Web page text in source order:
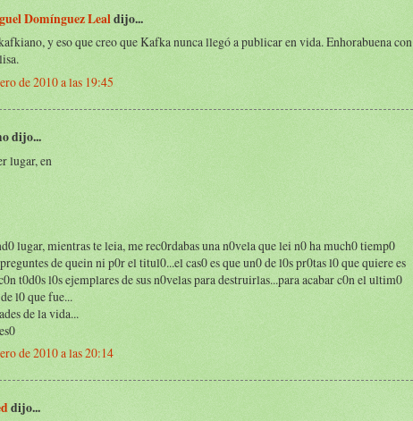
Domínguez Lealdijo...
y eso que creo que Kafka nunca llegó a publicar en vida. Enhorabuena con
de 2010 a las 19:45
dijo...
lugar, en
lugar, mientras te leia, me rec0rdabas una n0vela que lei n0 ha much0 tiemp0
de quein ni p0r el titul0...el cas0 es que un0 de l0s pr0tas l0 que quiere es
t0d0s l0s ejemplares de sus n0velas para destruirlas...para acabar c0n el ultim0
l0 que fue...
de la vida...
de 2010 a las 20:14
dijo...